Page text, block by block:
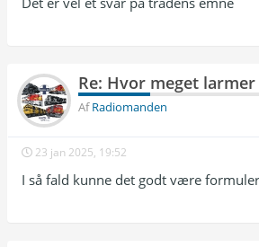
Re: Hvor meget larmer
AfRadiomanden
23 jan 2025, 19:52
I så fald kunne det godt være